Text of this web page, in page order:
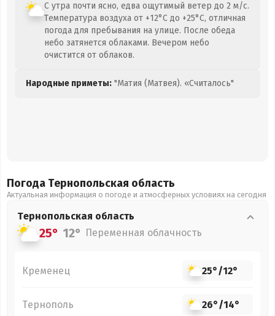
С утра почти ясно, едва ощутимый ветер до 2 м/с.
Температура воздуха от +12°C до +25°C, отличная
погода для пребывания на улице. После обеда
небо затянется облаками. Вечером небо
очистится от облаков.
Народные приметы: "Матия (Матвея). «Считалось"
Погода Тернопольская область
Актуальная информация о погоде и атмосферных условиях на сегодня
Тернопольская область
25° 12° Переменная облачность
Кременец 25°/12°
Тернополь 26°/14°